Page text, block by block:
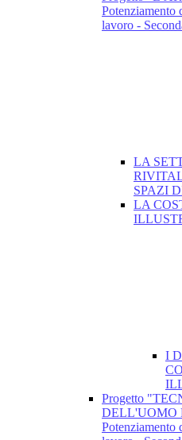
Potenziamento
lavoro -
LA
SPAZI
LA
I
Progetto
DELL'UOMO
Potenziamento